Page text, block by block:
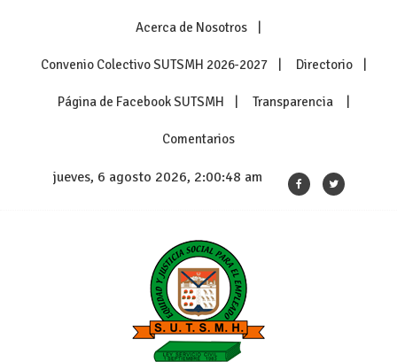
Acerca de Nosotros
Convenio Colectivo SUTSMH 2026-2027 Directorio
Página de Facebook SUTSMH Transparencia
Comentarios
jueves, 6 agosto 2026, 2:00:48 am